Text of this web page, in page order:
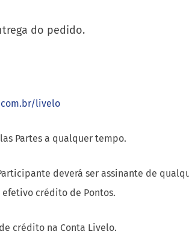
do pedido.
livelo
Partes a qualquer tempo.
deverá ser assinante de
crédito de Pontos.
crédito na Conta Livelo.